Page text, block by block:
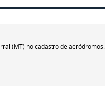
(MT) no cadastro de aeródromos.